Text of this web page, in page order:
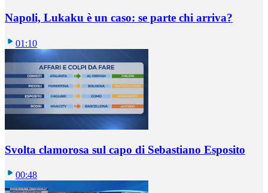
Napoli, Lukaku è un caso: se parte chi arriva?
01:10
Svolta clamorosa sul capo di Sebastiano Esposito
00:48